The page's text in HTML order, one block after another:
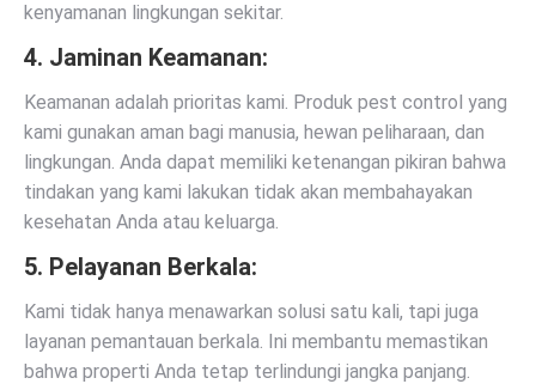
kenyamanan lingkungan sekitar.
4. Jaminan Keamanan:
Keamanan adalah prioritas kami. Produk pest control yang
kami gunakan aman bagi manusia, hewan peliharaan, dan
lingkungan. Anda dapat memiliki ketenangan pikiran bahwa
tindakan yang kami lakukan tidak akan membahayakan
kesehatan Anda atau keluarga.
5. Pelayanan Berkala:
Kami tidak hanya menawarkan solusi satu kali, tapi juga
layanan pemantauan berkala. Ini membantu memastikan
bahwa properti Anda tetap terlindungi jangka panjang.